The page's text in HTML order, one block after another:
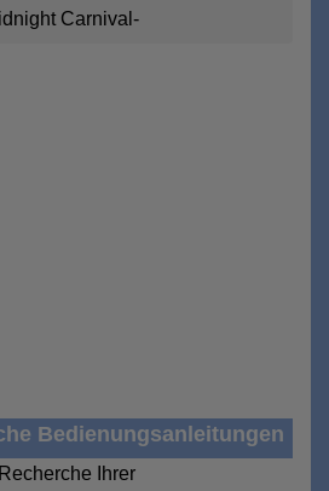
Carnival-
Bedienungsanleitungen
Ihrer